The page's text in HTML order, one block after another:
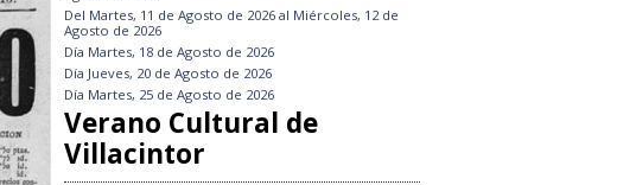
Del Martes, 11 de Agosto de 2026 al Miércoles, 12 de
Agosto de 2026
Día Martes, 18 de Agosto de 2026
Día Jueves, 20 de Agosto de 2026
Día Martes, 25 de Agosto de 2026
Verano Cultural de
Villacintor